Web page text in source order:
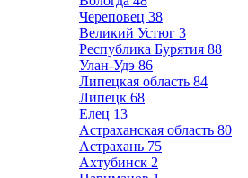
Череповец 38
Великий Устюг 3
Республика Бурятия 88
Улан-Удэ 86
Липецкая область 84
Липецк 68
Елец 13
Астраханская область 80
Астрахань 75
Ахтубинск 2